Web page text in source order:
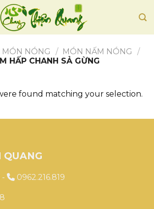
MÓN NÓNG / MÓN NẤM NÓNG
/
HẤP CHANH SẢ GỪNG
found matching your selection.
QUANG
- 0962.216.819